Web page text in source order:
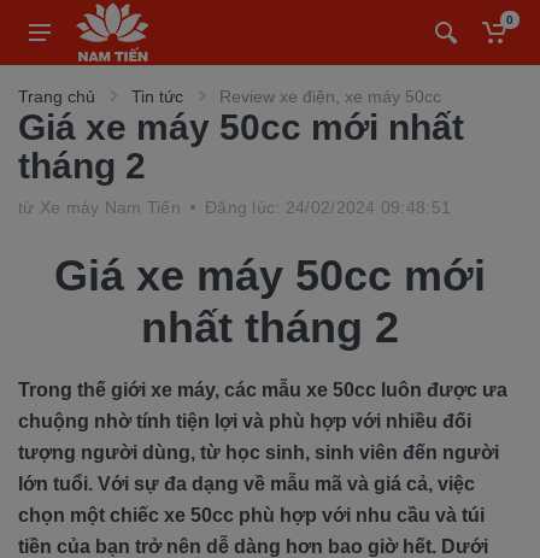
0
Trang chủ Tin tức Review xe điện, xe máy 50cc
Giá xe máy 50cc mới nhất
tháng 2
từ Xe máy Nam Tiến Đăng lúc: 24/02/2024 09:48:51
Giá xe máy 50cc mới
nhất tháng 2
Trong thế giới xe máy, các mẫu xe 50cc luôn được ưa
chuộng nhờ tính tiện lợi và phù hợp với nhiều đối
tượng người dùng, từ học sinh, sinh viên đến người
lớn tuổi. Với sự đa dạng về mẫu mã và giá cả, việc
chọn một chiếc xe 50cc phù hợp với nhu cầu và túi
tiền của bạn trở nên dễ dàng hơn bao giờ hết. Dưới